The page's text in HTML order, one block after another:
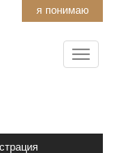
я понимаю